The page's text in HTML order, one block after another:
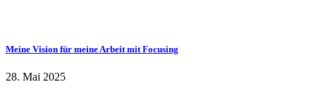
Meine Vision für meine Arbeit mit Focusing
28. Mai 2025